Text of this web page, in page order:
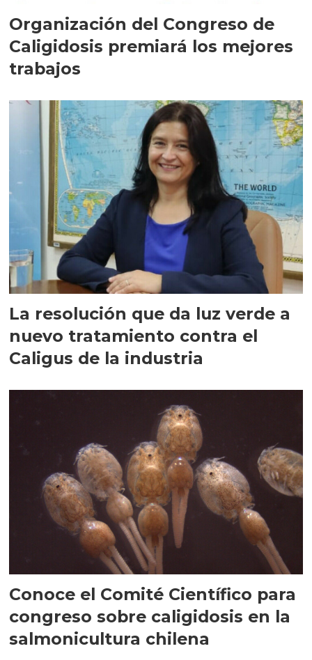
Organización del Congreso de
Caligidosis premiará los mejores
trabajos
La resolución que da luz verde a
nuevo tratamiento contra el
Caligus de la industria
Conoce el Comité Científico para
congreso sobre caligidosis en la
salmonicultura chilena